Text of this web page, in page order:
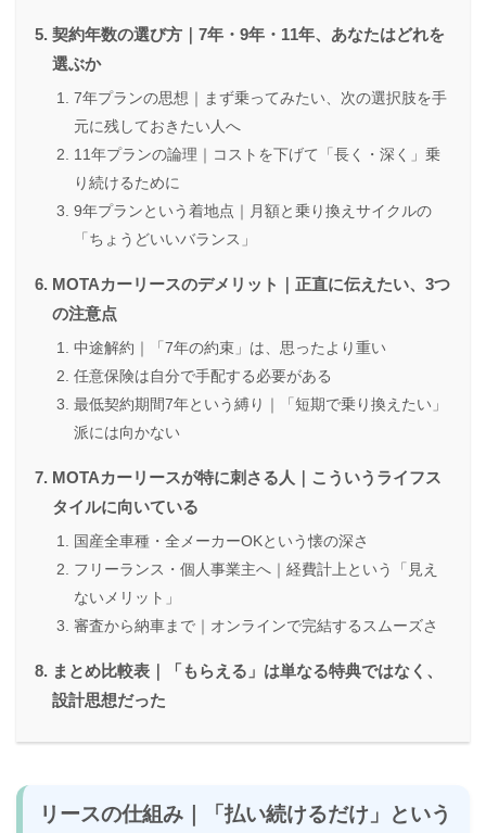
契約年数の選び方｜7年・9年・11年、あなたはどれを
選ぶか
7年プランの思想｜まず乗ってみたい、次の選択肢を手
元に残しておきたい人へ
11年プランの論理｜コストを下げて「長く・深く」乗
り続けるために
9年プランという着地点｜月額と乗り換えサイクルの
「ちょうどいいバランス」
MOTAカーリースのデメリット｜正直に伝えたい、3つ
の注意点
中途解約｜「7年の約束」は、思ったより重い
任意保険は自分で手配する必要がある
最低契約期間7年という縛り｜「短期で乗り換えたい」
派には向かない
MOTAカーリースが特に刺さる人｜こういうライフス
タイルに向いている
国産全車種・全メーカーOKという懐の深さ
フリーランス・個人事業主へ｜経費計上という「見え
ないメリット」
審査から納車まで｜オンラインで完結するスムーズさ
まとめ比較表｜「もらえる」は単なる特典ではなく、
設計思想だった
リースの仕組み｜「払い続けるだけ」という